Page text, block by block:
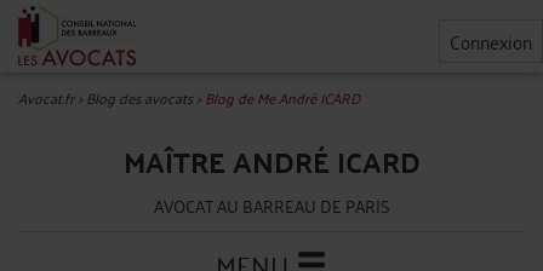
Connexion
Avocat.fr>Blog des avocats>Blog de Me André ICARD
MAÎTRE ANDRÉ ICARD
AVOCAT AU BARREAU DE PARIS